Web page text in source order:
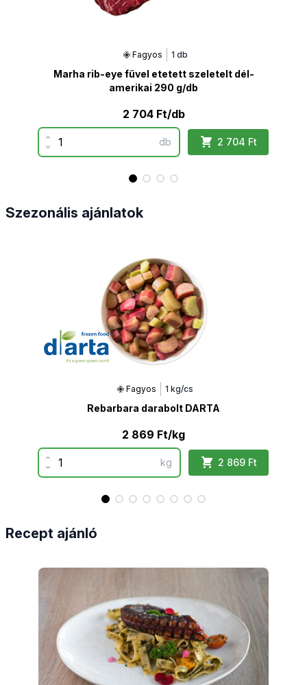
Fagyos 1 db
Marha rib-eye fűvel etetett szeletelt dél-
amerikai 290 g/db
2 704 Ft/db
Növelés
Csökkentés
Mennyiség db 2 704 Ft
Szezonális ajánlatok
Rebarbara darabolt DARTA
Fagyos 1 kg/cs
Rebarbara darabolt DARTA
2 869 Ft/kg
Növelés
Csökkentés
Mennyiség kg 2 869 Ft
Recept ajánló
Recept